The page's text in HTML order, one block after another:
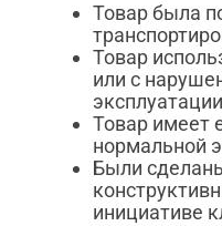
Товар была
Товар
или с
эксплуатации
Товар имеет
нормальной
Были
инициативе